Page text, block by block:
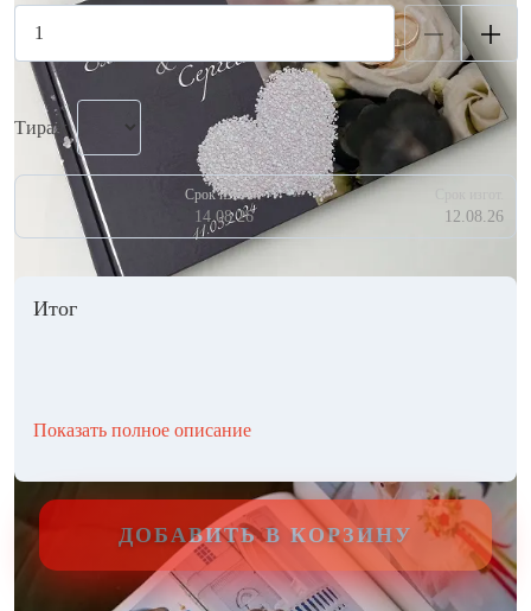
Тираж
Срок изгот.
14.08.26 12.08.26
Итог
Показать полное описание
ДОБАВИТЬ В КОРЗИНУ